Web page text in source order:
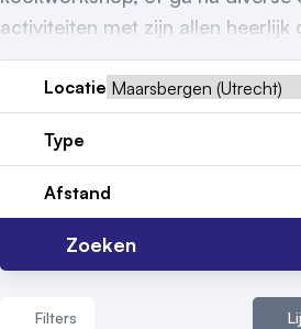
Nieuws
Reviews (5⭐️)
Contact
activiteiten met zijn allen heerlijk
Locatie
Type
Afstand
Zoeken
Filters